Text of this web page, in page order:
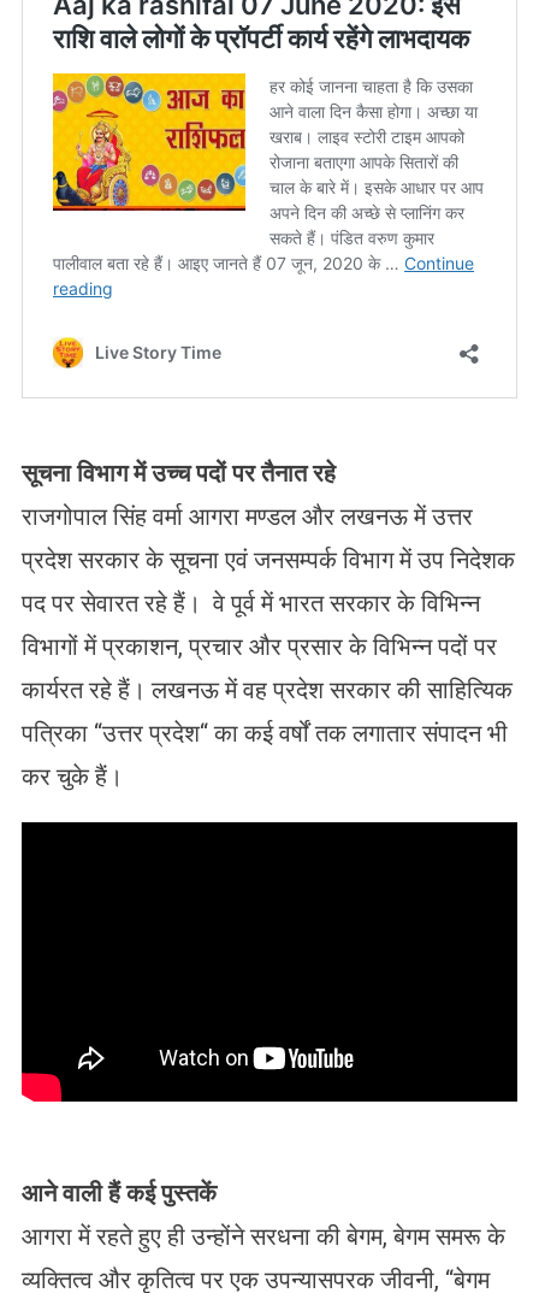
सूचना विभाग में उच्च पदों पर तैनात रहे
राजगोपाल सिंह वर्मा आगरा मण्डल और लखनऊ में उत्तर
प्रदेश सरकार के सूचना एवं जनसम्पर्क विभाग में उप निदेशक
पद पर सेवारत रहे हैं। वे पूर्व में भारत सरकार के विभिन्न
विभागों में प्रकाशन, प्रचार और प्रसार के विभिन्न पदों पर
कार्यरत रहे हैं। लखनऊ में वह प्रदेश सरकार की साहित्यिक
पत्रिका “उत्तर प्रदेश“ का कई वर्षों तक लगातार संपादन भी
कर चुके हैं।
आने वाली हैं कई पुस्तकें
आगरा में रहते हुए ही उन्होंने सरधना की बेगम, बेगम समरू के
व्यक्तित्व और कृतित्व पर एक उपन्यासपरक जीवनी, “बेगम